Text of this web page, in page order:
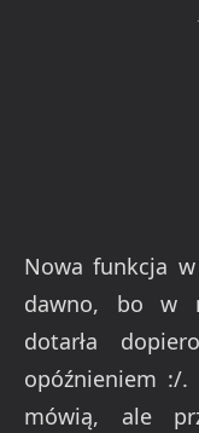
Nowa funkcja
dawno, bo w
dotarła
opóźnieniem :/
mówią, ale